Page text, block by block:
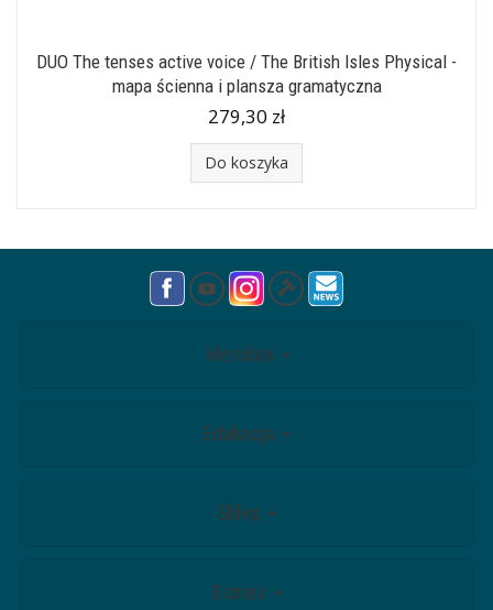
DUO The tenses active voice / The British Isles Physical -
mapa ścienna i plansza gramatyczna
279,30 zł
Do koszyka
Meridian
Edukacja
Sklep
Biznes